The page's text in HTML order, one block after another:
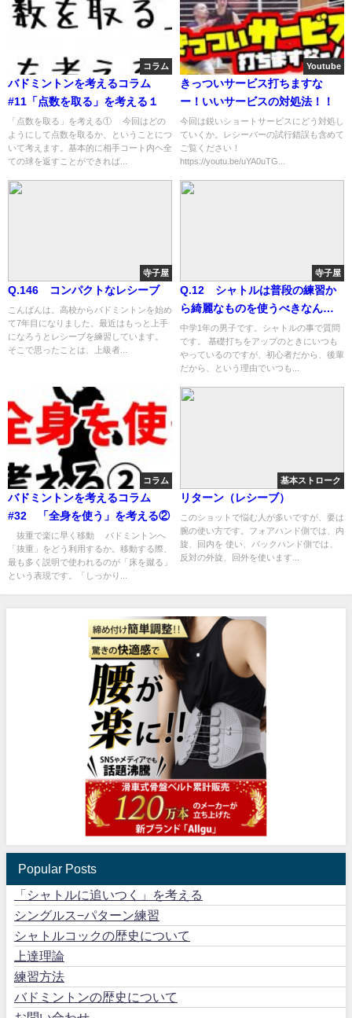
コラム
バドミントンを考えるコラム
#11「点数を取る」を考える１
「点数を取る」を考える① 今回はどの
ようにして点数を取るか、ということにつ
いて考えます。基本的に相手コート内ヘ全
ての球を返すことができれば...
Youtube
きっついサービス打ちますな
ー！いいサービスの対処法！！
今回は鋭いショートサービスにどう対処し
ていくか。レシーバーの試行錯誤も含めて
ご覧ください！
https://youtu.be/uYA0uTG...
寺子屋
Q.146 コンパクトなレシーブ
こんばんは。高校からバドミントンを始め
て7年目になりました。最近はもっと上手
になろうとレシーブを練習しています。
そこで思ったことは、上級者...
寺子屋
Q.12 シャトルは普段の練習か
ら綺麗なものを使うべきなんで
しょうか？（中１男子）
中学1年の男子です。シャトルの事で質問
です。 基礎打ちをアップのときにいつも
やっているのですが、初心者だから、後輩
だから、という理由でいつも...
コラム
バドミントンを考えるコラム
#32 「全身を使う」を考える②
抜重で楽に早く移動 バドミントンへ
「抜重」をどう利用するか。移動する際、
最も多く説明で使われるのが「床を蹴る」
という表現です。「しっかり...
基本ストローク
リターン（レシーブ）
このショットで悩む人が多いですが、要は
腕の使い方です。フォアハンド側では、内
旋、回内を 使い、バックハンド側では、
反対の外旋、回外を使います...
Popular Posts
「シャトルに追いつく」を考える
シングルス−パターン練習
シャトルコックの歴史について
上達理論
練習方法
バドミントンの歴史について